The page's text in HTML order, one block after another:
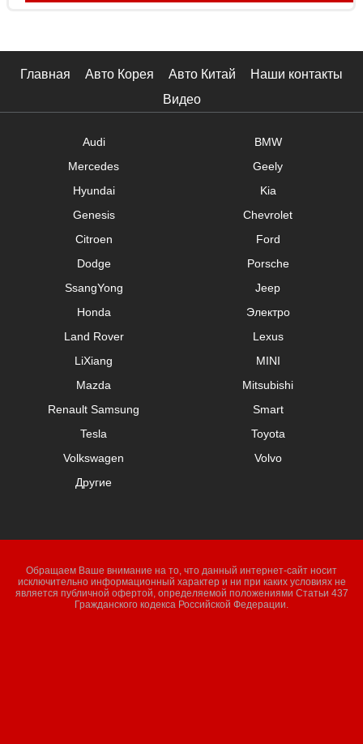
Главная Авто Корея Авто Китай
Наши контакты
Видео
Audi
BMW
Mercedes
Geely
Hyundai
Kia
Genesis
Chevrolet
Citroen
Ford
Dodge
Porsche
SsangYong
Jeep
Honda
Электро
Land Rover
Lexus
LiXiang
MINI
Mazda
Mitsubishi
Renault Samsung
Smart
Tesla
Toyota
Volkswagen
Volvo
Другие
Обращаем Ваше внимание на то, что данный интернет-сайт носит
исключительно информационный характер и ни при каких условиях не
является публичной офертой, определяемой положениями Статьи 437
Гражданского кодекса Российской Федерации.